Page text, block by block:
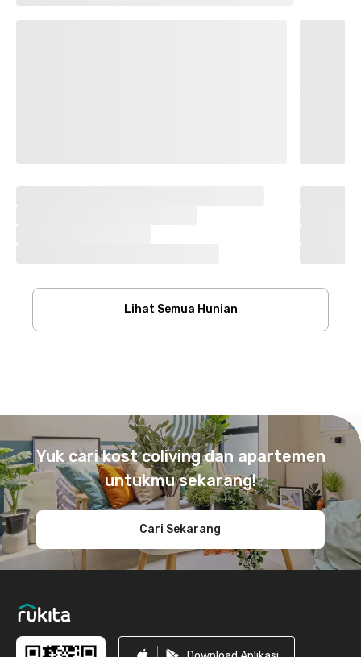
Lihat Semua Hunian
Yuk cari kost coliving dan apartemen
untukmu sekarang!
Cari Sekarang